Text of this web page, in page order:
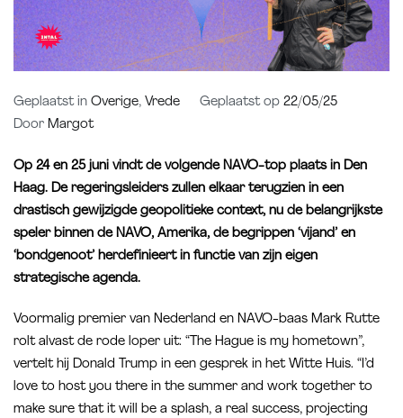
Geplaatst in Overige, Vrede Geplaatst op 22/05/25
Door Margot
Op 24 en 25 juni vindt de volgende NAVO-top plaats in Den
Haag. De regeringsleiders zullen elkaar terugzien in een
drastisch gewijzigde geopolitieke context, nu de belangrijkste
speler binnen de NAVO, Amerika, de begrippen ‘vijand’ en
‘bondgenoot’ herdefinieert in functie van zijn eigen
strategische agenda.
Voormalig premier van Nederland en NAVO-baas Mark Rutte
rolt alvast de rode loper uit: “The Hague is my hometown”,
vertelt hij Donald Trump in een gesprek in het Witte Huis. “I’d
love to host you there in the summer and work together to
make sure that it will be a splash, a real success, projecting